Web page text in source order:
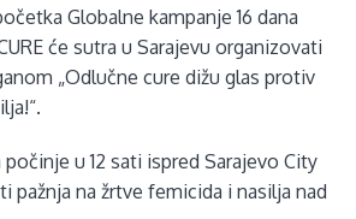
Globalne kampanje 16 dana
će sutra u Sarajevu organizovati
„Odlučne cure dižu glas protiv
u 12 sati ispred Sarajevo City
pažnja na žrtve femicida i nasilja nad